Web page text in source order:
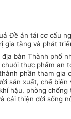
Đề án tái cơ cấu
gia tăng và phát
bàn Thành phố
thực phẩm an
phần tham gia
sản xuất, chế biến
hậu, phòng chống
cải thiện đời sống